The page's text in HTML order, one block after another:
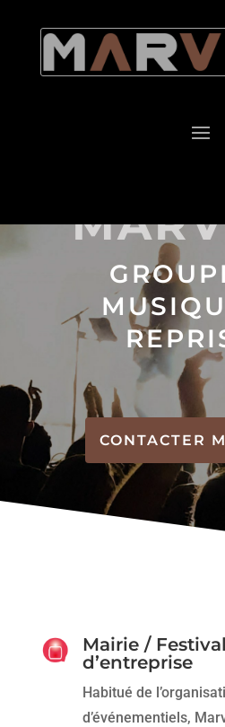
CONTACTER
Mairie /
d’entreprise
Habitué de
d’événementiels,